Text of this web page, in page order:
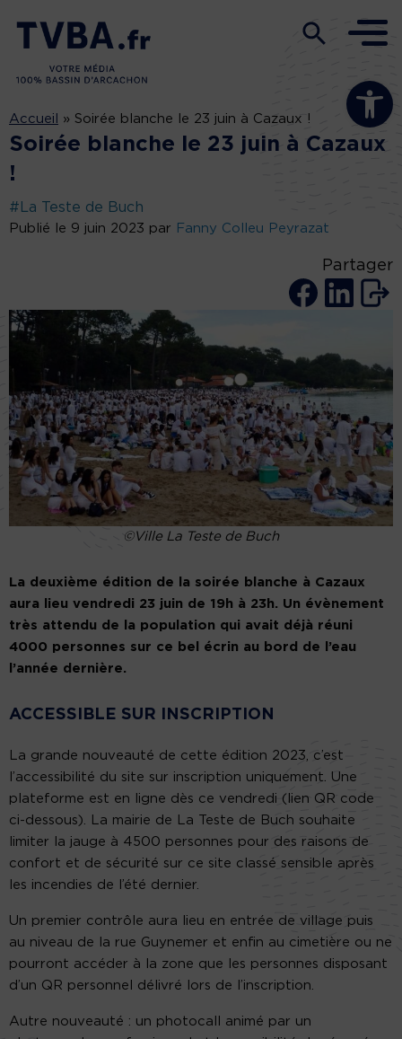
Ouvrir la
Accueil » Soirée blanche le 23 juin à Cazaux !
Soirée blanche le 23 juin à Cazaux
!
#La Teste de Buch
Publié le 9 juin 2023 par Fanny Colleu Peyrazat
Partager
©Ville La Teste de Buch
La deuxième édition de la soirée blanche à Cazaux
aura lieu vendredi 23 juin de 19h à 23h. Un évènement
très attendu de la population qui avait déjà réuni
4000 personnes sur ce bel écrin au bord de l’eau
l’année dernière.
ACCESSIBLE SUR INSCRIPTION
La grande nouveauté de cette édition 2023, c’est
l’accessibilité du site sur inscription uniquement. Une
plateforme est en ligne dès ce vendredi (lien QR code
ci-dessous). La mairie de La Teste de Buch souhaite
limiter la jauge à 4500 personnes pour des raisons de
confort et de sécurité sur ce site classé sensible après
les incendies de l’été dernier.
Un premier contrôle aura lieu en entrée de village puis
au niveau de la rue Guynemer et enfin au cimetière ou ne
pourront accéder à la zone que les personnes disposant
d’un QR personnel délivré lors de l’inscription.
Autre nouveauté : un photocall animé par un